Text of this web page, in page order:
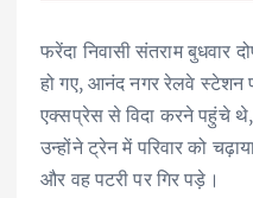
फरेंदा निवासी संतराम बुधवार
हो गए, आनंद नगर रेलवे स्टेशन
एक्सप्रेस से विदा करने पहुंचे
उन्होंने ट्रेन में परिवार को
और वह पटरी पर गिर पड़े।